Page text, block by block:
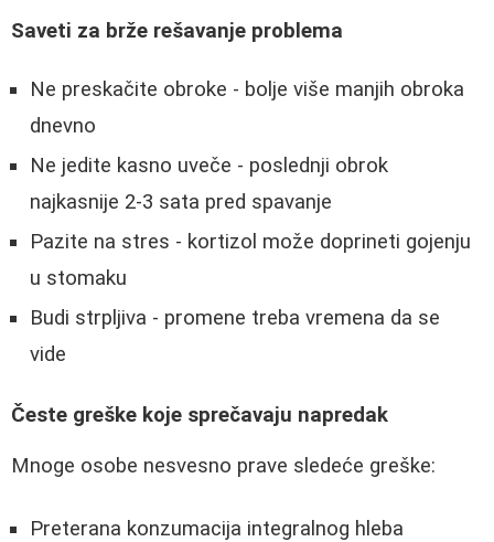
Saveti za brže rešavanje problema
Ne preskačite obroke - bolje više manjih obroka
dnevno
Ne jedite kasno uveče - poslednji obrok
najkasnije 2-3 sata pred spavanje
Pazite na stres - kortizol može doprineti gojenju
u stomaku
Budi strpljiva - promene treba vremena da se
vide
Česte greške koje sprečavaju napredak
Mnoge osobe nesvesno prave sledeće greške:
Preterana konzumacija integralnog hleba